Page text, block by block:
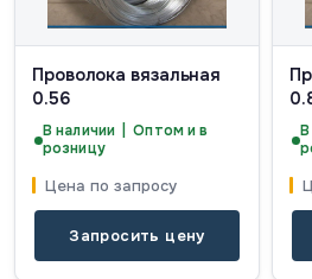
Проволока вязальная
0.56
В наличии | Оптом и в
розницу
Цена по запросу
Запросить цену